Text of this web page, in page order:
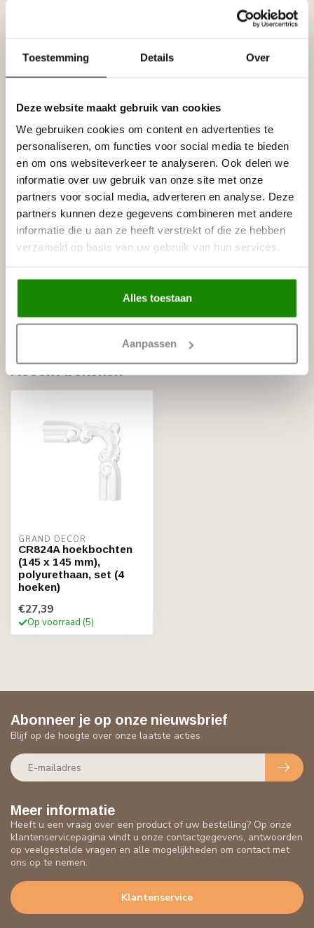
Toestemming Details Over
Deze website maakt gebruik van cookies
We gebruiken cookies om content en advertenties te
personaliseren, om functies voor social media te bieden
en om ons websiteverkeer te analyseren. Ook delen we
informatie over uw gebruik van onze site met onze
partners voor social media, adverteren en analyse. Deze
partners kunnen deze gegevens combineren met andere
informatie die u aan ze heeft verstrekt of die ze hebben
verzameld op basis van uw gebruik van hun services.
Alles toestaan
Aanpassen
NMC
NMC Adefix lijmkoker 310 ml
Op voorraad
€8,95
GRAND DECOR
Grand Decor Kaderlijst CR824
(42 x 18 mm), polyurethaan,
lengte 2 m
€14,78
hoekbochten (230 x 230 mm),
Niet op voorraad
GRAND DECOR
CR824A hoekbochten
(145 x 145 mm),
polyurethaan, set (4
hoeken)
€27,39
Op voorraad (5)
Meer informatie
Heeft u een vraag over een product of uw bestelling? Op onze
klantenservicepagina vindt u onze contactgegevens, antwoorden
op veelgestelde vragen en alle mogelijkheden om contact met
ons op te nemen.
Klantenservice
Abonneer je op onze nieuwsbrief
Blijf op de hoogte over onze laatste acties